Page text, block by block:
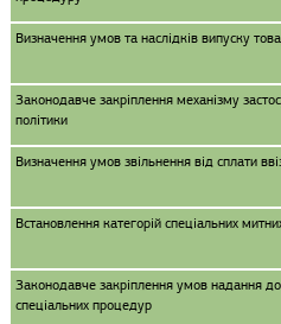
Визначення умов та наслідків випуску
Законодавче закріплення механізму
політики
Визначення умов звільнення від сплати
Встановлення категорій спеціальних
Законодавче закріплення умов надання
спеціальних процедур